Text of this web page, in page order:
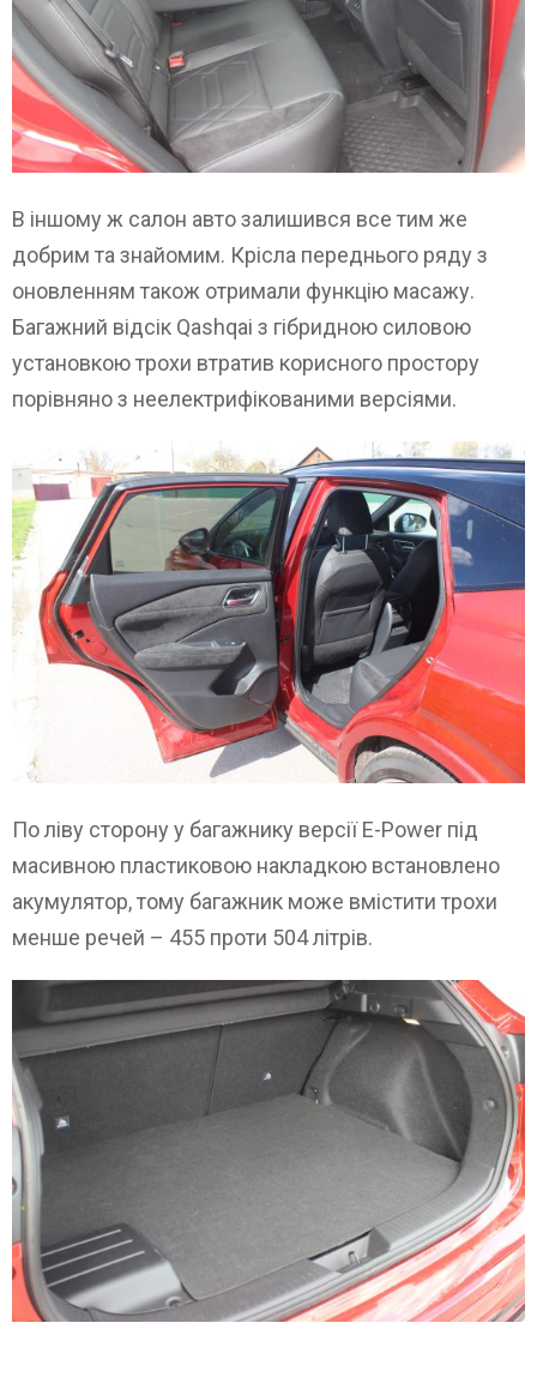
В іншому ж салон авто залишився все тим же
добрим та знайомим. Крісла переднього ряду з
оновленням також отримали функцію масажу.
Багажний відсік Qashqai з гібридною силовою
установкою трохи втратив корисного простору
порівняно з неелектрифікованими версіями.
По ліву сторону у багажнику версії E-Power під
масивною пластиковою накладкою встановлено
акумулятор, тому багажник може вмістити трохи
менше речей – 455 проти 504 літрів.